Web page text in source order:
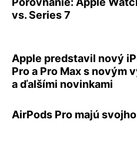
vs. Series 7
Apple predstavil nový
Pro a Pro Max s novým
a ďalšími novinkami
AirPods Pro majú